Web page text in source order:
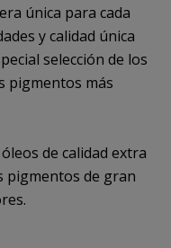
única para cada
y calidad única
selección de los
pigmentos más
de calidad extra
pigmentos de gran